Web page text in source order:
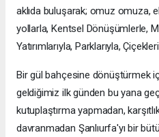
aklıda buluşarak; omuz omuza,
yollarla, Kentsel Dönüşümlerle,
Yatırımlarıyla, Parklarıyla,
Bir gül bahçesine dönüştürmek
geldiğimiz ilk günden bu yana
kutuplaştırma yapmadan,
davranmadan Şanlıurfa'yı bir